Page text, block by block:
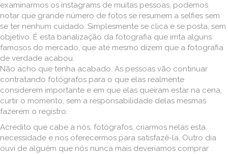
examinarmos os instagrams de muitas pessoas, podemos
notar que grande número de fotos se resumem a selfies sem
se ter nenhum cuidado. Simplesmente se clica e se posta, sem
objetivo. É esta banalização da fotografia que irrita alguns
famosos do mercado, que até mesmo dizem que a fotografia
de verdade acabou.
Não acho que tenha acabado. As pessoas vão continuar
contratando fotógrafos para o que elas realmente
considerem importante e em que elas queiram estar na cena,
curtir o momento, sem a responsabilidade delas mesmas
fazerem o registro.
Acredito que cabe a nós, fotógrafos, criarmos nelas esta
necessidade e nos oferecermos para satisfazê-la. Outro dia
ouvi de alguém que nós nunca mais deveríamos comprar